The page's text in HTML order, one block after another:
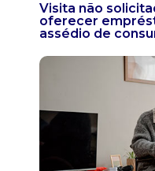
Visita não
oferecer
assédio de